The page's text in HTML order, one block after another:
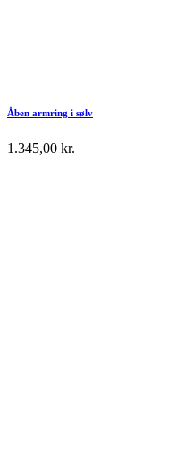
Åben armring i sølv
1.345,00 kr.